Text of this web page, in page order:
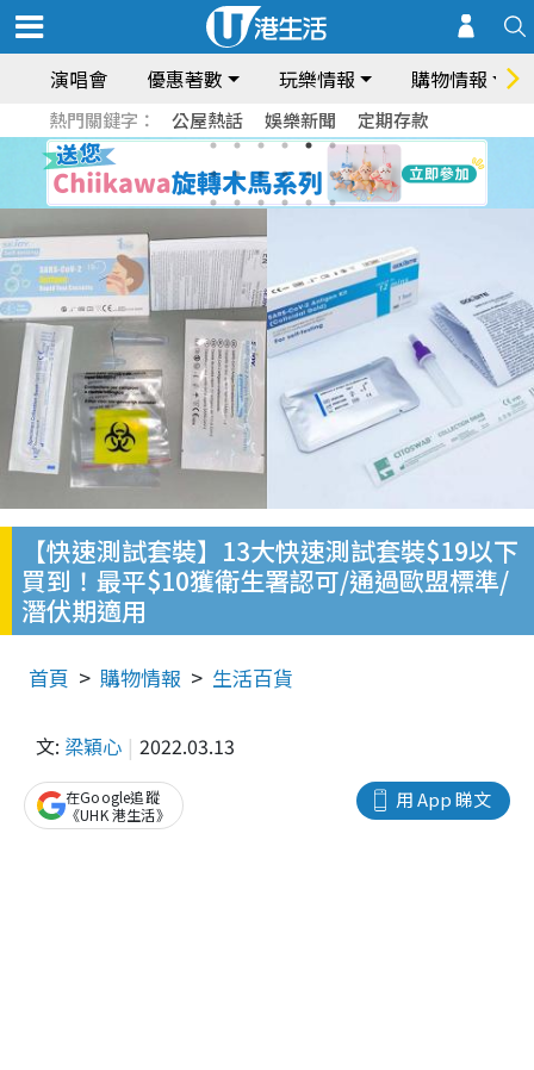
演唱會 優惠著數 玩樂情報 購物情報
熱門關鍵字： 公屋熱話 娛樂新聞 定期存款
【快速測試套裝】13大快速測試套裝$19以下
買到！最平$10獲衛生署認可/通過歐盟標準/
潛伏期適用
首頁 購物情報 生活百貨
文: 梁穎心 2022.03.13
用 App 睇文
在Google追蹤
《UHK 港生活》